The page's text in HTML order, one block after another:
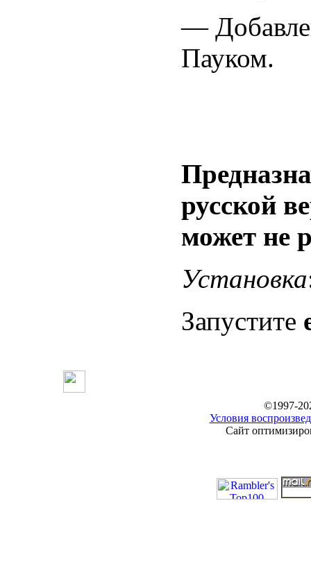
—
Пауком.
русской
может не
Установка
Запустите
©1997-
Условия
Сайт